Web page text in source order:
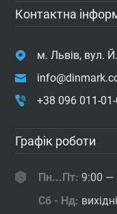
Контактна
м. Львів, вул.
+38 096 011-
Графік роботи
Пн...Пт: 9:00 —
Сб - Нд: вихідні